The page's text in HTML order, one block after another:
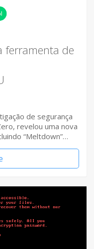
ferramenta de
de segurança
revelou uma nova
“Meltdown”…